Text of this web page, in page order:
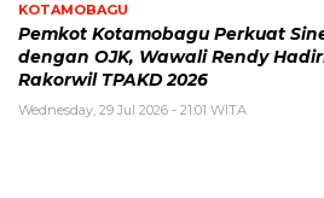
KOTAMOBAGU
Pemkot Kotamobagu Perkuat
dengan OJK, Wawali Rendy
Rakorwil TPAKD 2026
Wednesday, 29 Jul 2026 - 21:01 WITA